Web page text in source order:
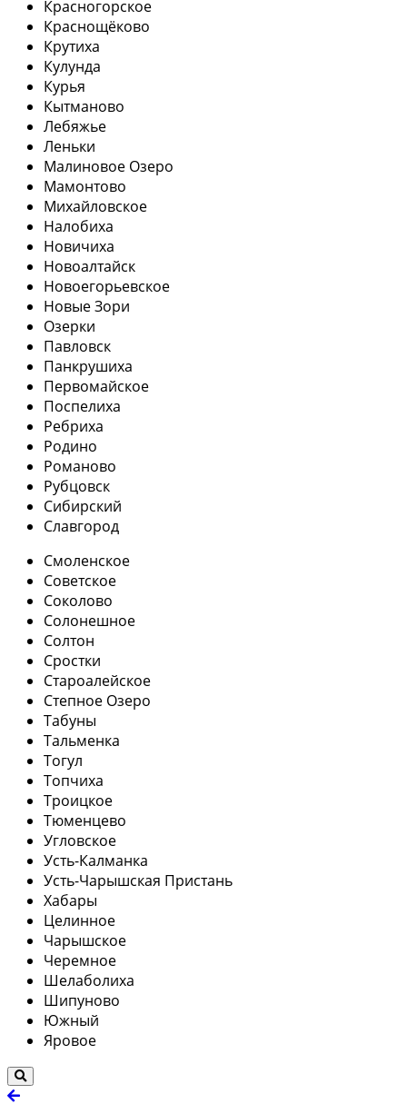
Красногорское
Краснощёково
Крутиха
Кулунда
Курья
Кытманово
Лебяжье
Леньки
Малиновое Озеро
Мамонтово
Михайловское
Налобиха
Новичиха
Новоалтайск
Новоегорьевское
Новые Зори
Озерки
Павловск
Панкрушиха
Первомайское
Поспелиха
Ребриха
Родино
Романово
Рубцовск
Сибирский
Славгород
Смоленское
Советское
Соколово
Солонешное
Солтон
Сростки
Староалейское
Степное Озеро
Табуны
Тальменка
Тогул
Топчиха
Троицкое
Тюменцево
Угловское
Усть-Калманка
Усть-Чарышская Пристань
Хабары
Целинное
Чарышское
Черемное
Шелаболиха
Шипуново
Южный
Яровое